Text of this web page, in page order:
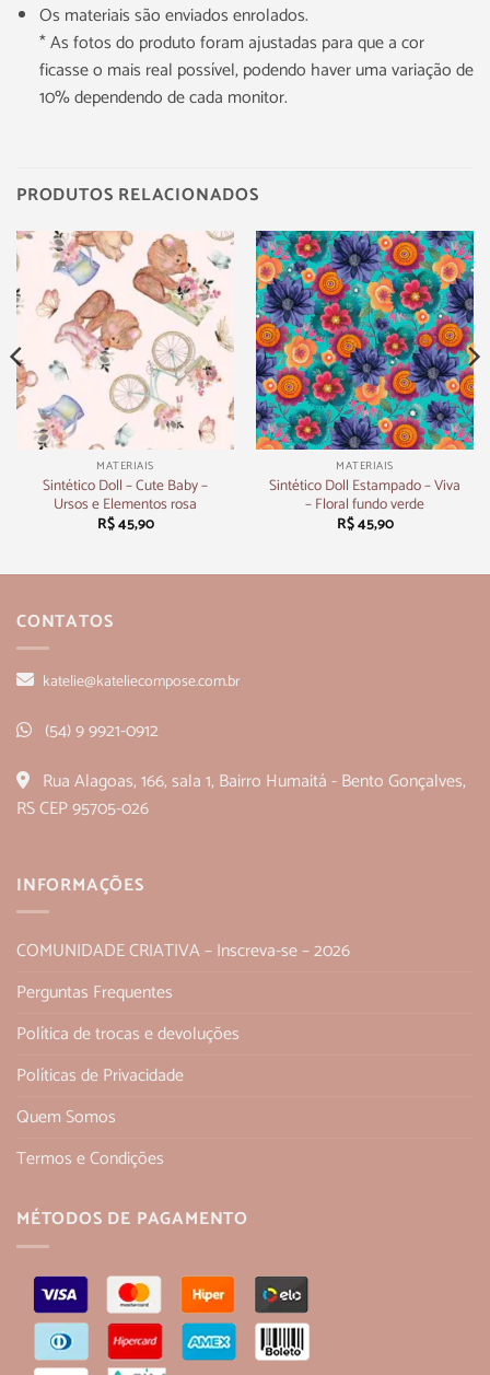
Os materiais são enviados enrolados.
* As fotos do produto foram ajustadas para que a cor
ficasse o mais real possível, podendo haver uma variação de
10% dependendo de cada monitor.
PRODUTOS RELACIONADOS
MATERIAIS
Sintético Doll – Cute Baby –
Ursos e Elementos rosa
R$45,90
MATERIAIS
Sintético Doll Estampado – Viva
– Floral fundo verde
R$45,90
CONTATOS
katelie@kateliecompose.com.br
(54) 9 9921-0912
Rua Alagoas, 166, sala 1, Bairro Humaitá - Bento Gonçalves,
RS CEP 95705-026
INFORMAÇÕES
COMUNIDADE CRIATIVA – Inscreva-se – 2026
Perguntas Frequentes
Política de trocas e devoluções
Políticas de Privacidade
Quem Somos
Termos e Condições
MÉTODOS DE PAGAMENTO